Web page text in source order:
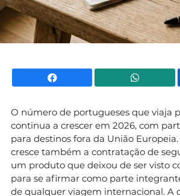
Facebook
O número de portugueses que viaja
continua a crescer em 2026, com
para destinos fora da União
cresce também a contratação de
um produto que deixou de ser visto
para se afirmar como parte
de qualquer viagem internacional. A